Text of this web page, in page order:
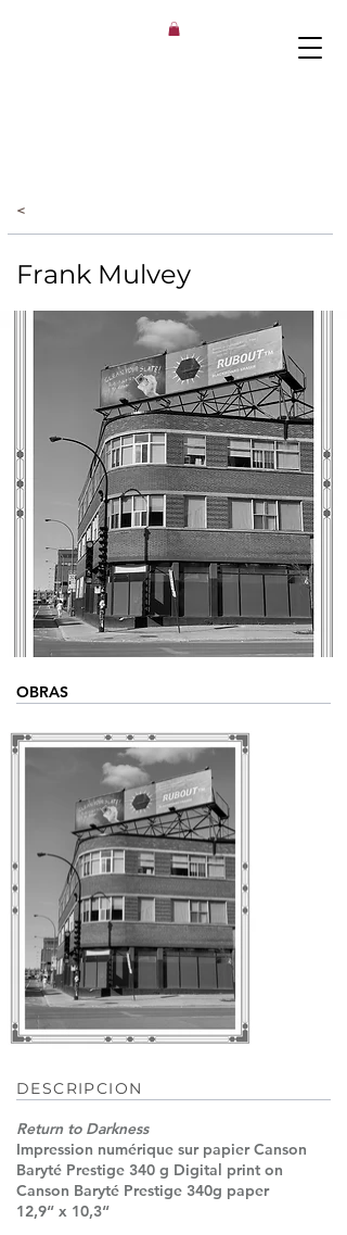
<
Frank Mulvey
OBRAS
DESCRIPCION
Return to Darkness
Impression numérique sur papier Canson
Baryté Prestige 340 g Digital print on
Canson Baryté Prestige 340g paper
12,9“ x 10,3“